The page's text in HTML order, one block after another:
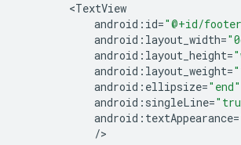
<TextView
android : id="@+id/
android : layout_width=
android : layout_height=
android : layout_weight=
android : ellipsize="end"
android : singleLine=
android : textAppearance=
/>